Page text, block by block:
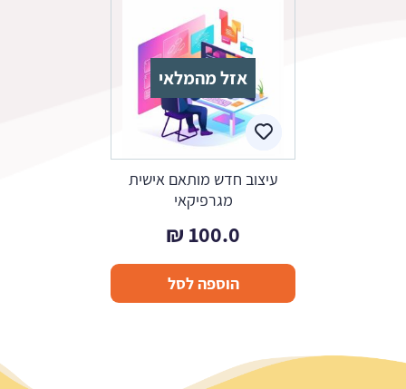
אזל מהמלאי
עיצוב חדש מותאם אישית
מגרפיקאי
100.0
₪
הוספה לסל